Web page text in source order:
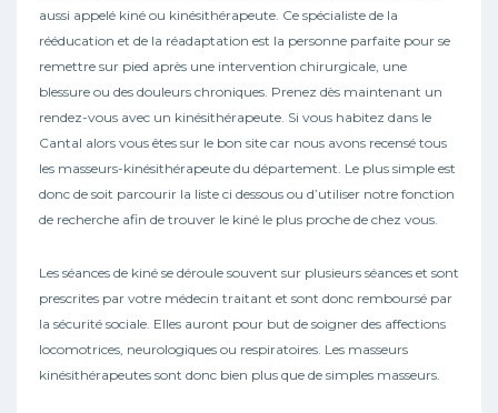
aussi appelé kiné ou kinésithérapeute. Ce spécialiste de la
rééducation et de la réadaptation est la personne parfaite pour se
remettre sur pied après une intervention chirurgicale, une
blessure ou des douleurs chroniques. Prenez dès maintenant un
rendez-vous avec un kinésithérapeute. Si vous habitez dans le
Cantal alors vous êtes sur le bon site car nous avons recensé tous
les masseurs-kinésithérapeute du département. Le plus simple est
donc de soit parcourir la liste ci dessous ou d’utiliser notre fonction
de recherche afin de trouver le kiné le plus proche de chez vous.
Les séances de kiné se déroule souvent sur plusieurs séances et sont
prescrites par votre médecin traitant et sont donc remboursé par
la sécurité sociale. Elles auront pour but de soigner des affections
locomotrices, neurologiques ou respiratoires. Les masseurs
kinésithérapeutes sont donc bien plus que de simples masseurs.